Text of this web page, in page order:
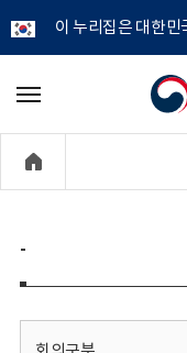
이 누리집은 대한
개
정
보
메
기
-